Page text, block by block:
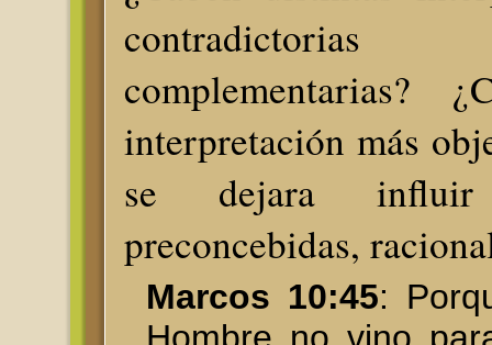
complementarias?
interpretación más
se dejara
preconcebidas,
Marcos 10:45: